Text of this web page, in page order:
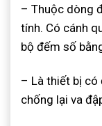
– Thuộc dòng
tính. Có cánh
bộ đếm số
– Là thiết bị có
chống lại va